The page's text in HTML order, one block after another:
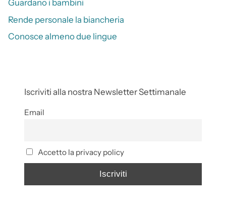
Guardano i bambini
Rende personale la biancheria
Conosce almeno due lingue
Iscriviti alla nostra Newsletter Settimanale
Email
Accetto la privacy policy